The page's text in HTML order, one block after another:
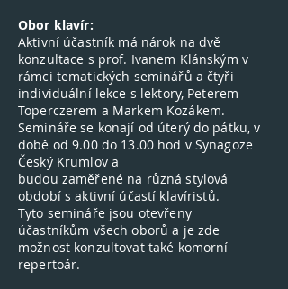
Obor klavír:
Aktivní účastník má nárok na dvě
konzultace s prof. Ivanem Klánským v
rámci tematických seminářů a čtyři
individuální lekce s lektory, Peterem
Toperczerem a Markem Kozákem.
Semináře se konají od úterý do pátku, v
době od 9.00 do 13.00 hod v Synagoze
Český Krumlov a
budou zaměřené na různá stylová
období s aktivní účastí klavíristů.
Tyto semináře jsou otevřeny
účastníkům všech oborů a je zde
možnost konzultovat také komorní
repertoár.